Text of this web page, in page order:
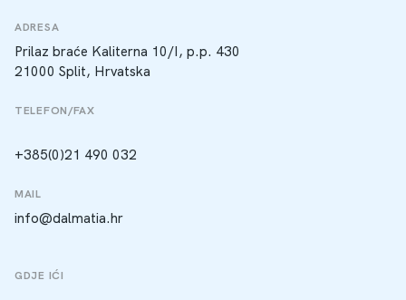
ADRESA
Prilaz braće Kaliterna 10/I, p.p. 430
21000 Split, Hrvatska
TELEFON/FAX
+385(0)21 490 032
MAIL
info@dalmatia.hr
GDJE IĆI